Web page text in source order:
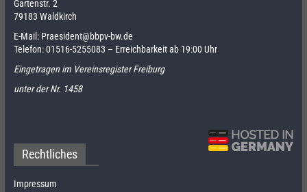
Gartenstr. 2
79183 Waldkirch
E-Mail: Praesident@bbpv-bw.de
Telefon:01516-5255083 – Erreichbarkeit ab 19:00 Uhr
Eingetragen im Vereinsregister Freiburg
unter der Nr. 1458
Rechtliches
Impressum